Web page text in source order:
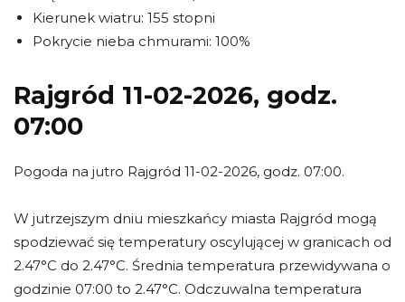
Kierunek wiatru: 155 stopni
Pokrycie nieba chmurami: 100%
Rajgród 11-02-2026, godz.
07:00
Pogoda na jutro Rajgród 11-02-2026, godz. 07:00.
W jutrzejszym dniu mieszkańcy miasta Rajgród mogą
spodziewać się temperatury oscylującej w granicach od
2.47°C do 2.47°C. Średnia temperatura przewidywana o
godzinie 07:00 to 2.47°C. Odczuwalna temperatura